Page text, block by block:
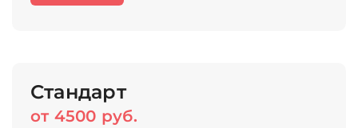
Стандарт
от 4500 руб.